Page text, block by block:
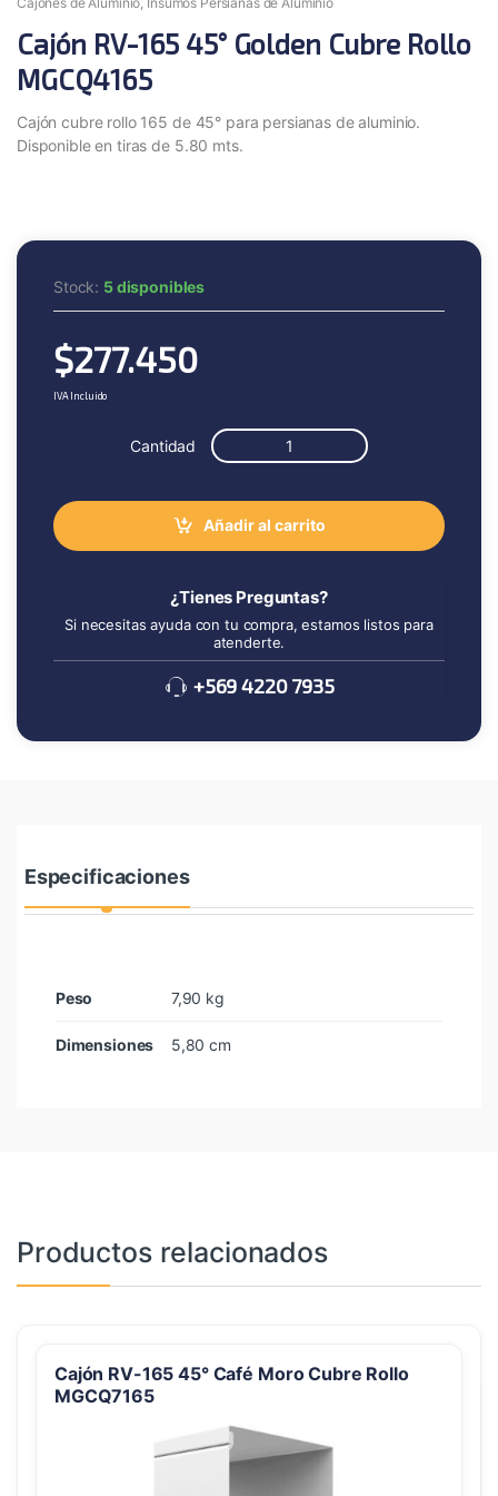
Cajón RV-165 45° Golden Cubre Rollo
MGCQ4165
Cajón cubre rollo 165 de 45° para persianas de aluminio.
Disponible en tiras de 5.80 mts.
Stock: 5 disponibles
$277.450
IVA Incluido
Cantidad
Añadir al carrito
¿Tienes Preguntas?
Si necesitas ayuda con tu compra, estamos listos para
atenderte.
+569 4220 7935
Especificaciones
Peso 7,90 kg
Dimensiones 5,80 cm
Productos relacionados
Cajón RV-165 45° Café Moro Cubre Rollo
MGCQ7165